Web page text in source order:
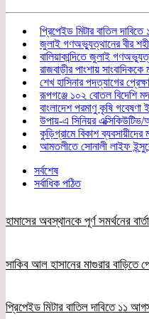
প্রিপেইড মিটার বাতিল
জুলাই গণঅভ্যুত্থানের বীর
বালিয়াকান্দিতে জুলাই
রাজবাড়ীর পাংশায়
শেখ হাসিনার পদত্যাগের
রূপগঞ্জে ১০২ বোতল বিদেশি
বাংলাদেশ পরমাণু কৃষি
উপায়-এ সিনিয়র এক্সিকিউটিভ/
কুড়িগ্রামে বিকাশ
আমতলীতে সোনালী লাইফ
সর্বশেষ
সর্বাধিক পঠিত
হামাসের অবস্থানকে পূর্ণ সমর্থনের
সাকিব আল হাসানের মাগুরার বাড়িতে
প্রিপেইড মিটার বাতিল দাবিতে ১১